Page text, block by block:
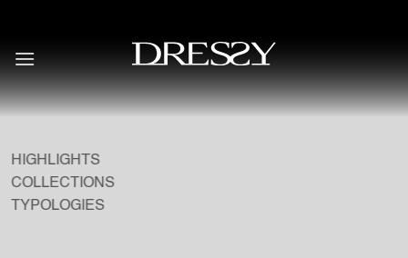
content
HIGHLIGHTS
COLLECTIONS
TYPOLOGIES